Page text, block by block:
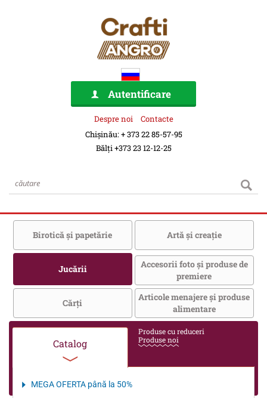
Autentificare
Despre noi
Contacte
Chișinău: + 373 22 85-57-95
Bălți +373 23 12-12-25
Birotică şi papetărie Artă şi creaţie
Jucării
Accesorii foto şi produse de
premiere
Cărţi
Articole menajere și produse
alimentare
Catalog
Produse cu reduceri
Produse noi
MEGA OFERTA până la 50%